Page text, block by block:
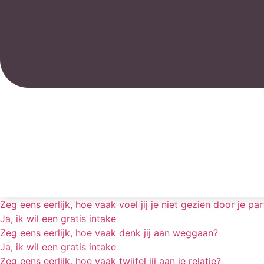
Zeg eens eerlijk, hoe vaak voel jij je niet gezien door je
Ja, ik wil een gratis intake
Zeg eens eerlijk, hoe vaak denk jij aan weggaan?
Ja, ik wil een gratis intake
Zeg eens eerlijk, hoe vaak twijfel jij aan je relatie?